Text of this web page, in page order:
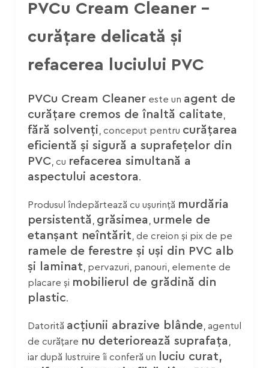
PVCu Cream Cleaner –
curățare delicată și
refacerea luciului PVC
PVCu Cream Cleaner este un agent de
curățare cremos de înaltă calitate
fără solvenți , conceput pentru curățarea
eficientă și sigură a suprafețelor din
PVC , cu refacerea simultană a
aspectului acestora.
Produsul îndepărtează cu ușurință murdăria
persistentă grăsimea urmele de
etanșant neîntărit , de creion și pix de pe
ramele de ferestre și uși din PVC alb
și laminat , pervazuri, panouri, elemente de
placare și mobilierul de grădină din
plastic.
Datorită acțiunii abrazive blânde , agentul
de curățare nu deteriorează suprafața
iar după lustruire îi conferă un
luciu curat,